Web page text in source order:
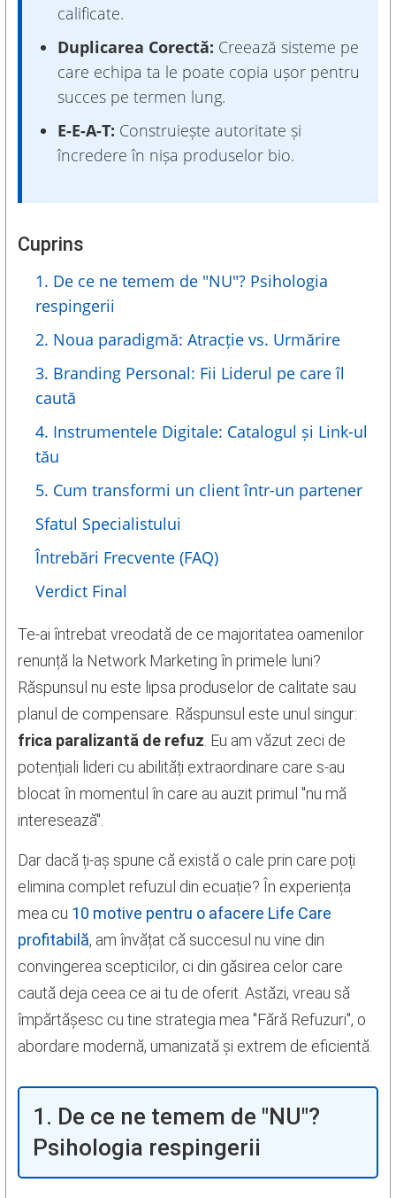
calificate.
Duplicarea Corectă: Creează sisteme pe
care echipa ta le poate copia ușor pentru
succes pe termen lung.
E-E-A-T: Construiește autoritate și
încredere în nișa produselor bio.
Cuprins
1. De ce ne temem de "NU"? Psihologia
respingerii
2. Noua paradigmă: Atracție vs. Urmărire
3. Branding Personal: Fii Liderul pe care îl
caută
4. Instrumentele Digitale: Catalogul și Link-ul
tău
5. Cum transformi un client într-un partener
Sfatul Specialistului
Întrebări Frecvente (FAQ)
Verdict Final
Te-ai întrebat vreodată de ce majoritatea oamenilor
renunță la Network Marketing în primele luni?
Răspunsul nu este lipsa produselor de calitate sau
planul de compensare. Răspunsul este unul singur:
frica paralizantă de refuz . Eu am văzut zeci de
potențiali lideri cu abilități extraordinare care s-au
blocat în momentul în care au auzit primul "nu mă
interesează".
Dar dacă ți-aș spune că există o cale prin care poți
elimina complet refuzul din ecuație? În experiența
mea cu 10 motive pentru o afacere Life Care
profitabilă, am învățat că succesul nu vine din
convingerea scepticilor, ci din găsirea celor care
caută deja ceea ce ai tu de oferit. Astăzi, vreau să
împărtășesc cu tine strategia mea "Fără Refuzuri", o
abordare modernă, umanizată și extrem de eficientă.
1. De ce ne temem de "NU"?
Psihologia respingerii